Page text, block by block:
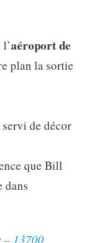
aéroport de
plan la sortie
de décor
que Bill
dans
– 13700